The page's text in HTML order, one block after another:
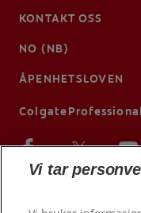
KONTAKT OSS
NO (NB)
ÅPENHETSLOVEN
Vi tar